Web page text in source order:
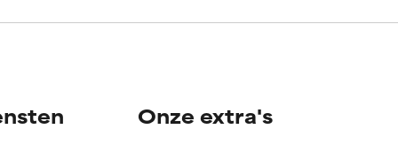
niet
niet
Onze extra's